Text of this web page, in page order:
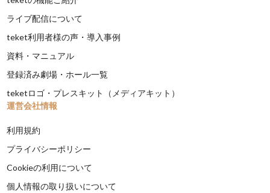
ライブ配信について
teket利用者様の声・導入事例
資料・マニュアル
登録済み劇場・ホール一覧
teketロゴ・プレスキット（メディアキット）
運営会社情報
利用規約
プライバシーポリシー
Cookieの利用について
個人情報の取り扱いについて